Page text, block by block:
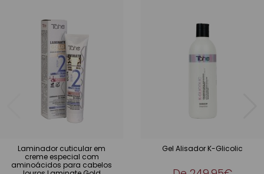
Laminador cuticular em
creme especial com
aminoácidos para cabelos
Gel Alisador K-Glicolic